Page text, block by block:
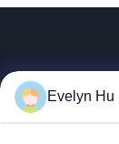
Evelyn Hu